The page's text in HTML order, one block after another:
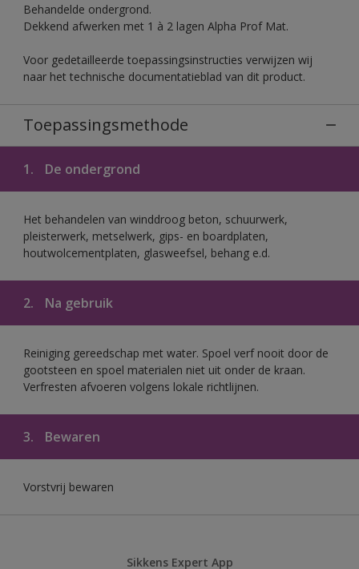
Behandelde ondergrond.
Dekkend afwerken met 1 à 2 lagen Alpha Prof Mat.
Voor gedetailleerde toepassingsinstructies verwijzen wij
naar het technische documentatieblad van dit product.
Toepassingsmethode
1. De ondergrond
Het behandelen van winddroog beton, schuurwerk,
pleisterwerk, metselwerk, gips- en boardplaten,
houtwolcementplaten, glasweefsel, behang e.d.
2. Na gebruik
Reiniging gereedschap met water. Spoel verf nooit door de
gootsteen en spoel materialen niet uit onder de kraan.
Verfresten afvoeren volgens lokale richtlijnen.
3. Bewaren
Vorstvrij bewaren
Sikkens Expert App